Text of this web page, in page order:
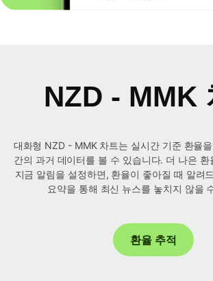
NZD - MMK
대화형 NZD - MMK 차트는 실시간 기준 환율
간의 과거 데이터를 볼 수 있습니다. 더 나은 환
지금 알림을 설정하면, 환율이 좋아질 때 알려
요약을 통해 최신 뉴스를 놓치지 않을
환율 추적